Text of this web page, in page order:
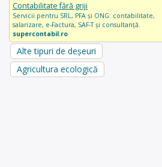
Contabilitate fără griji
Servicii pentru SRL, PFA și ONG: contabilitate,
salarizare, e-Factura, SAF-T și consultanță.
supercontabil.ro
Alte tipuri de deșeuri
Agricultura ecologică